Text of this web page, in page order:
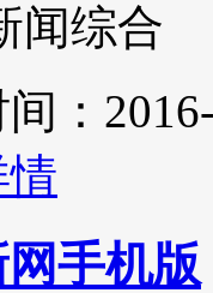
闻综合
：
情
手机版